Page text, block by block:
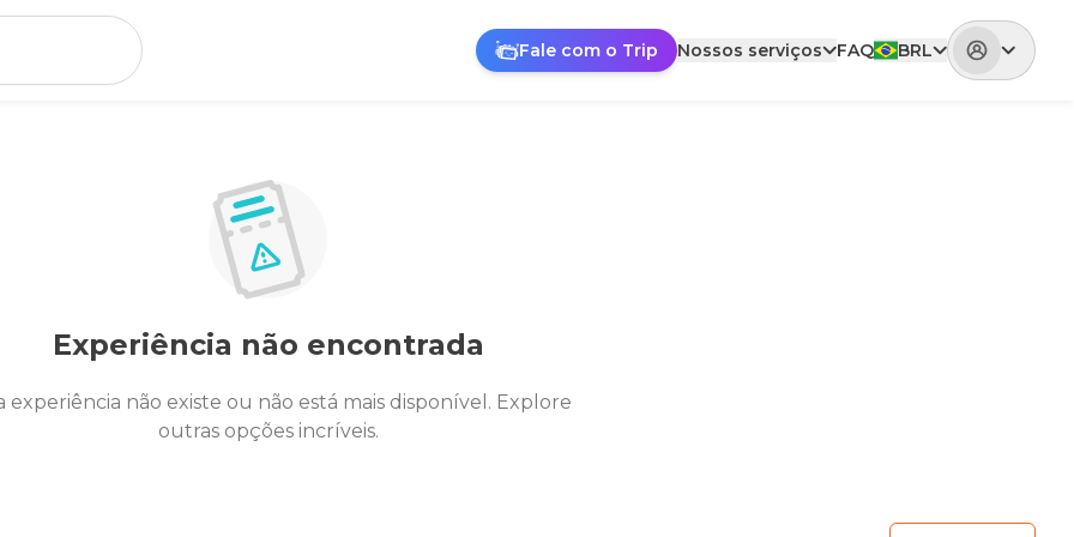
Fale com o Trip Nossos serviços FAQ BRL
Experiência não encontrada
experiência não existe ou não está mais disponível. Explore
outras opções incríveis.